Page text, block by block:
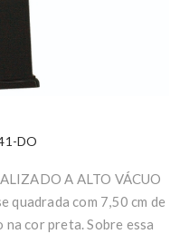
DO
A ALTO VÁCUO
quadrada com 7,50 cm de
cor preta. Sobre essa